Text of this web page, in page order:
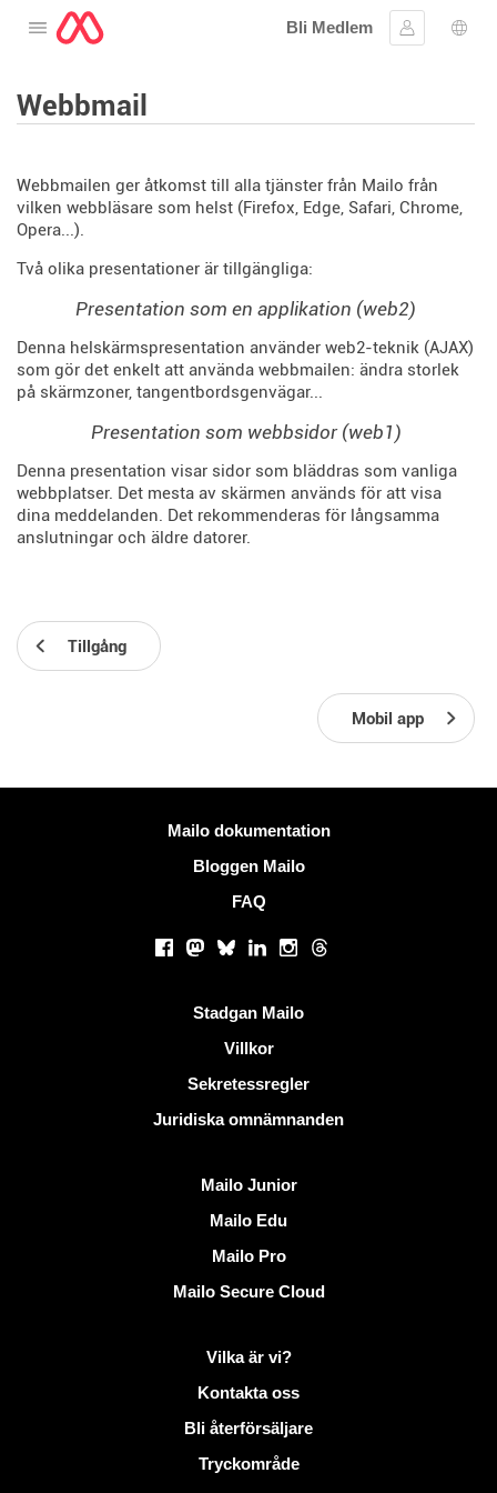
Öppna menyn
Bli Medlem
Logga in
Webbmail
Webbmailen ger åtkomst till alla tjänster från Mailo från
vilken webbläsare som helst (Firefox, Edge, Safari, Chrome,
Opera...).
Två olika presentationer är tillgängliga:
Presentation som en applikation (web2)
Denna helskärmspresentation använder web2-teknik (AJAX)
som gör det enkelt att använda webbmailen: ändra storlek
på skärmzoner, tangentbordsgenvägar...
Presentation som webbsidor (web1)
Denna presentation visar sidor som bläddras som vanliga
webbplatser. Det mesta av skärmen används för att visa
dina meddelanden. Det rekommenderas för långsamma
anslutningar och äldre datorer.
Tillgång
Mobil app
Mailo dokumentation
Bloggen Mailo
FAQ
Facebook
Mastodon
BlueskyLinkedInInstagram
Threads
Stadgan Mailo
Villkor
Sekretessregler
Juridiska omnämnanden
Mailo Junior
Mailo Edu
Mailo Pro
Mailo Secure Cloud
Mer information på MailoVilka är vi?
Kontakta oss
Bli återförsäljare
Tryckområde